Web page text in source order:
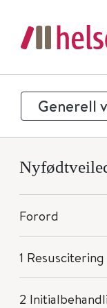
Generell
Forord
1
2